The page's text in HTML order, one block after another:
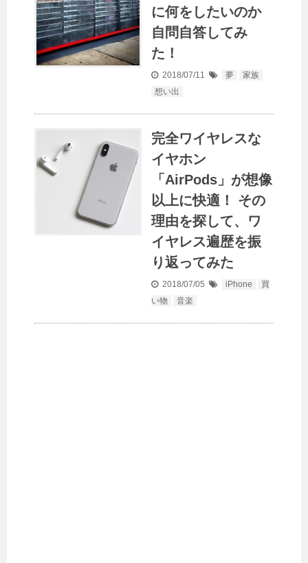
に何をしたいのか
自問自答してみ
た！
2018/07/11 夢
家族
想い出
完全ワイヤレスな
イヤホン
「AirPods」が想像
以上に快適！ その
理由を探して、ワ
イヤレス遍歴を振
り返ってみた
2018/07/05 iPhone
買
い物
音楽